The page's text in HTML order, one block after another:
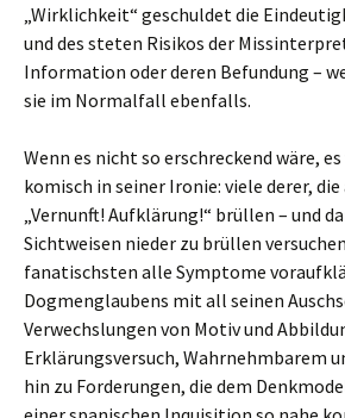
„Wirklichkeit“ geschuldet die
und des steten Risikos der
Information oder deren Befundung –
sie im Normalfall ebenfalls.
Wenn es nicht so erschreckend wäre,
komisch in seiner Ironie: viele derer,
„Vernunft! Aufklärung!“ brüllen – und
Sichtweisen nieder zu brüllen
fanatischsten alle Symptome
Dogmenglaubens mit all seinen
Verwechslungen von Motiv und
Erklärungsversuch, Wahrnehmbarem
hin zu Forderungen, die dem